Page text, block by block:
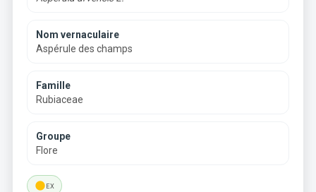
Nom vernaculaire
Aspérule des champs
Famille
Rubiaceae
Groupe
Flore
lensEX